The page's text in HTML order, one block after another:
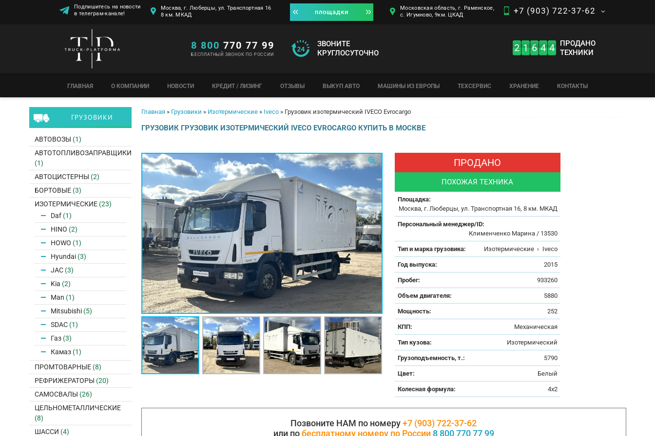
Подпишитесь на новости
в телеграм-канале!
Москва, г. Люберцы, ул. Транспортная 16
8 км. МКАД
площадки
Московская область, г. Раменское,
с. Игумново, 9км. ЦКАД
+7 (903) 722-37-62
8 800 770 77 99
БЕСПЛАТНЫЙ ЗВОНОК ПО РОССИИ
ЗВОНИТЕ
КРУГЛОСУТОЧНО
2 1 6 4 4
ПРОДАНО
ТЕХНИКИ
ГЛАВНАЯ О КОМПАНИИ НОВОСТИ КРЕДИТ / ЛИЗИНГ ОТЗЫВЫ ВЫКУП АВТО МАШИНЫ ИЗ ЕВРОПЫ ТЕХСЕРВИС ХРАНЕНИЕ КОНТАКТЫ
Вы здесь
Главная » Грузовики » Изотермические » Iveco » Грузовик изотермический IVECO Evrocargo
ГРУЗОВИК ГРУЗОВИК ИЗОТЕРМИЧЕСКИЙ IVECO EVROCARGO КУПИТЬ В МОСКВЕ
ПРОДАНО
ПОХОЖАЯ ТЕХНИКА
Площадка:
Москва, г. Люберцы, ул. Транспортная 16, 8 км. МКАД
Персональный менеджер/ID:
Клименченко Марина / 13530
Тип и марка грузовика: Изотермические › Iveco
Год выпуска: 2015
Пробег: 933260
Объем двигателя: 5880
Мощность: 252
КПП: Механическая
Тип кузова: Изотермический
Грузоподъемность, т.: 5790
Цвет: Белый
Колесная формула: 4x2
Позвоните НАМ по номеру+7 (903) 722-37-62
или побесплатному номеру по России 8 800 770 77 99
ГРУЗОВИКИ
АВТОВОЗЫ (1)
АВТОТОПЛИВОЗАПРАВЩИКИ
(1)
АВТОЦИСТЕРНЫ (2)
БОРТОВЫЕ (3)
ИЗОТЕРМИЧЕСКИЕ (23)
Daf (1)
HINO (2)
HOWO (1)
Hyundai (3)
JAC (3)
Kia (2)
Man (1)
Mitsubishi (5)
SDAC (1)
Газ (3)
Камаз (1)
ПРОМТОВАРНЫЕ (8)
РЕФРИЖЕРАТОРЫ (20)
САМОСВАЛЫ (26)
ЦЕЛЬНОМЕТАЛЛИЧЕСКИЕ
(8)
ШАССИ (4)